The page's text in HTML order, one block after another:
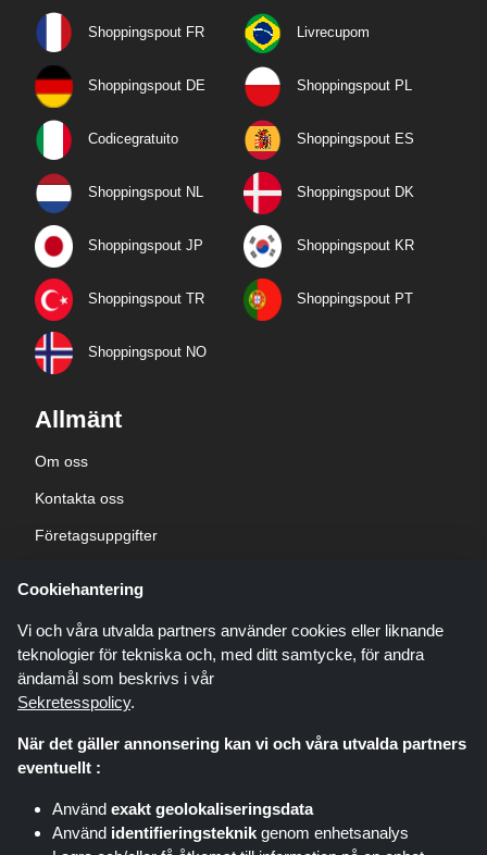
Shoppingspout FR Livrecupom
Shoppingspout DE Shoppingspout PL
Codicegratuito Shoppingspout ES
Shoppingspout NL Shoppingspout DK
Shoppingspout JP Shoppingspout KR
Shoppingspout TR Shoppingspout PT
Shoppingspout NO
Allmänt
Om oss
Kontakta oss
Företagsuppgifter
Shoppingspout.com/se är en webbplats som presenterar erbjudanden,
personal är inte inblandade när du köper via dessa länkar,
Shoppingspout.com/se tjänar endast provision genom dessa
länkar/erbjudanden.
Cookiehantering
Vi och våra utvalda partners använder cookies eller liknande
teknologier för tekniska och, med ditt samtycke, för andra
ändamål som beskrivs i vår
Sekretesspolicy.
När det gäller annonsering kan vi och våra utvalda partners
eventuellt :
Använd exakt geolokaliseringsdata
Använd identifieringsteknik genom enhetsanalys